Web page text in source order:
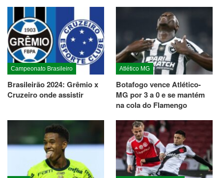
Campeonato Brasileiro
Brasileirão 2024: Grêmio x
Cruzeiro onde assistir
Atlético MG
Botafogo vence Atlético-
MG por 3 a 0 e se mantém
na cola do Flamengo